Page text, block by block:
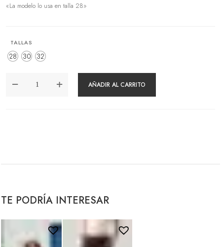
«La modelo lo usa en talla 28»
TALLAS
28 30 32
ALINA
AÑADIR AL CARRITO